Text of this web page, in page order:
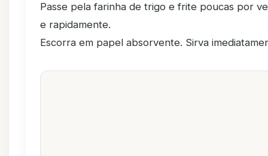
Passe pela farinha de trigo e frite poucas por
e rapidamente.
Escorra em papel absorvente. Sirva